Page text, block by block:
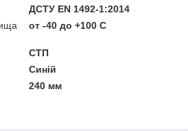
ДСТУ EN 1492-1:2014
от -40 до +100 С
СТП
Синій
240 мм